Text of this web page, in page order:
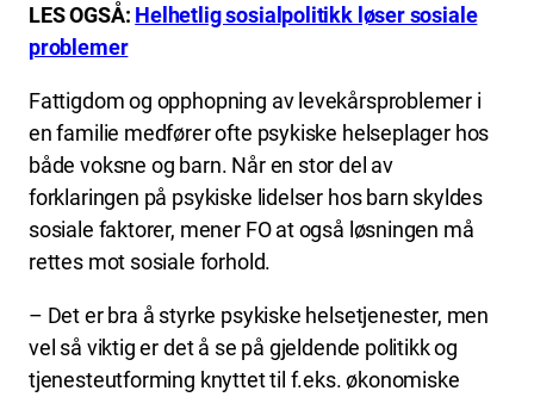
LES OGSÅ: Helhetlig sosialpolitikk løser sosiale
problemer
Fattigdom og opphopning av levekårsproblemer i
en familie medfører ofte psykiske helseplager hos
både voksne og barn. Når en stor del av
forklaringen på psykiske lidelser hos barn skyldes
sosiale faktorer, mener FO at også løsningen må
rettes mot sosiale forhold.
– Det er bra å styrke psykiske helsetjenester, men
vel så viktig er det å se på gjeldende politikk og
tjenesteutforming knyttet til f.eks. økonomiske